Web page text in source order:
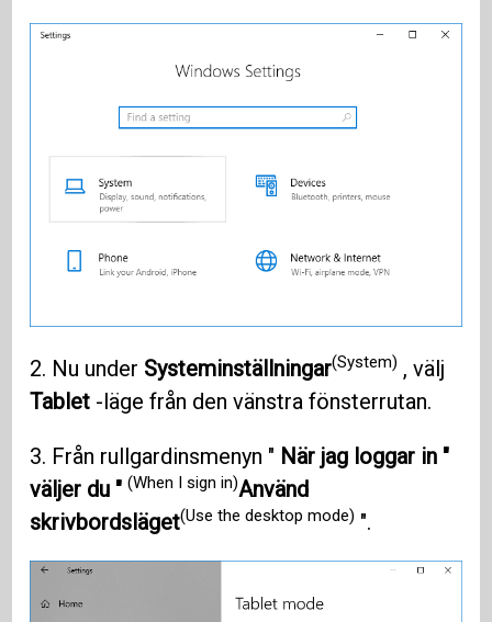
2. Nu under Systeminställningar(System) , välj
Tablet -läge från den vänstra fönsterrutan.
3. Från rullgardinsmenyn " När jag loggar in "
väljer du "(When I sign in)Använd
skrivbordsläget(Use the desktop mode) ".